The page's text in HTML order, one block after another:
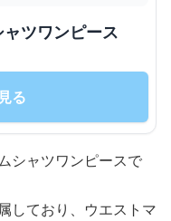
ツワンピース
る
シャツワンピースで
しており、ウエストマ